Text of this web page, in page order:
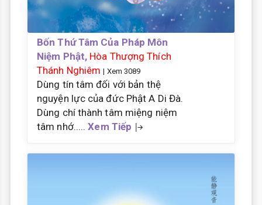
Bốn Thứ Tâm Của Pháp Môn
Niệm Phật, Hòa Thượng Thích
Thánh Nghiêm | Xem 3089
Dùng tín tâm đối với bản thệ
nguyện lực của đức Phật A Di Đà.
Dùng chí thành tâm miệng niệm
tâm nhớ.....Xem Tiếp